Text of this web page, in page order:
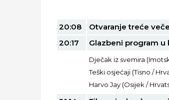
20:08
Otvaranje treće
20:17
Glazbeni program u
Dječak iz svemira
Teški osjećaji (Tisno /
Harvo Jay (Osijek /